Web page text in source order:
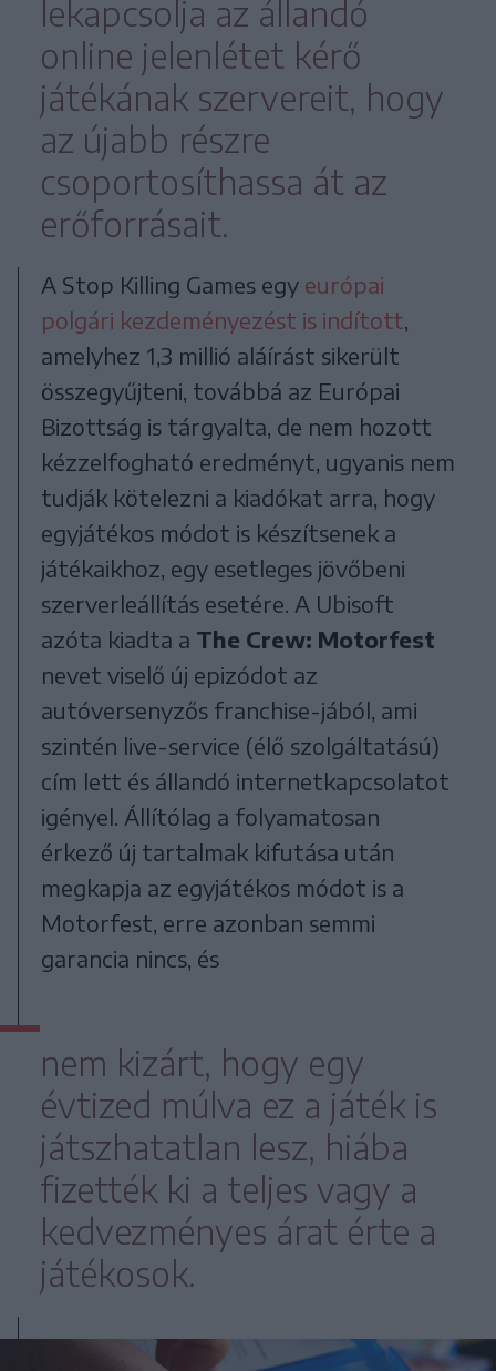
lekapcsolja az állandó
online jelenlétet kérő
játékának szervereit, hogy
az újabb részre
csoportosíthassa át az
erőforrásait.
A Stop Killing Games egy európai
polgári kezdeményezést is indított,
amelyhez 1,3 millió aláírást sikerült
összegyűjteni, továbbá az Európai
Bizottság is tárgyalta, de nem hozott
kézzelfogható eredményt, ugyanis nem
tudják kötelezni a kiadókat arra, hogy
egyjátékos módot is készítsenek a
játékaikhoz, egy esetleges jövőbeni
szerverleállítás esetére. A Ubisoft
azóta kiadta a The Crew: Motorfest
nevet viselő új epizódot az
autóversenyzős franchise-jából, ami
szintén live-service (élő szolgáltatású)
cím lett és állandó internetkapcsolatot
igényel. Állítólag a folyamatosan
érkező új tartalmak kifutása után
megkapja az egyjátékos módot is a
Motorfest, erre azonban semmi
garancia nincs, és
nem kizárt, hogy egy
évtized múlva ez a játék is
játszhatatlan lesz, hiába
fizették ki a teljes vagy a
kedvezményes árat érte a
játékosok.